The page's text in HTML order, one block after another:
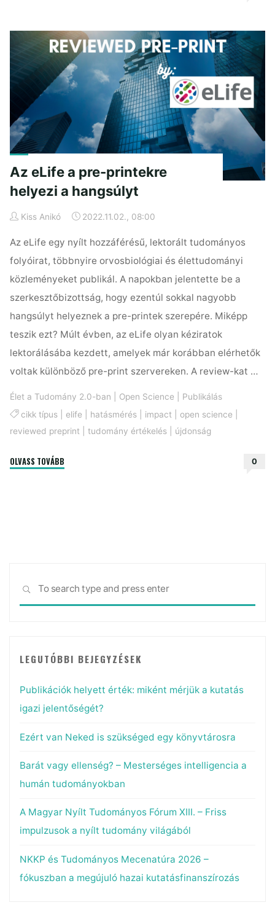
access
folyóiratok
az
elmúlt
20
évből"
Az eLife a pre-printekre
helyezi a hangsúlyt
Kiss Anikó 2022.11.02., 08:00
Az eLife egy nyílt hozzáférésű, lektorált tudományos
folyóirat, többnyire orvosbiológiai és élettudományi
közleményeket publikál. A napokban jelentette be a
szerkesztőbizottság, hogy ezentúl sokkal nagyobb
hangsúlyt helyeznek a pre-printek szerepére. Miképp
teszik ezt? Múlt évben, az eLife olyan kéziratok
lektorálásába kezdett, amelyek már korábban elérhetők
voltak különböző pre-print szervereken. A review-kat …
Élet a Tudomány 2.0-ban Open Science
Publikálás
cikk típus| elife hatásmérés| impact open science
reviewed preprint |tudomány értékelés újdonság
OLVASS TOVÁBB 0
SEARCH
LEGUTÓBBI BEJEGYZÉSEK
Publikációk helyett érték: miként mérjük a kutatás
igazi jelentőségét?
Ezért van Neked is szükséged egy könyvtárosra
Barát vagy ellenség? – Mesterséges intelligencia a
humán tudományokban
A Magyar Nyílt Tudományos Fórum XIII. – Friss
impulzusok a nyílt tudomány világából
NKKP és Tudományos Mecenatúra 2026 –
fókuszban a megújuló hazai kutatásfinanszírozás